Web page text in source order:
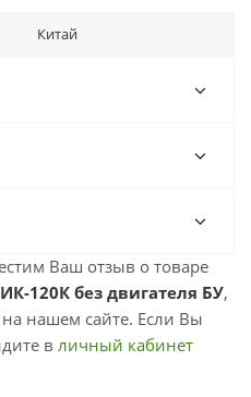
Китай
Ваш отзыв о товаре
120К без двигателя БУ,
на нашем сайте. Если Вы
в личный кабинет